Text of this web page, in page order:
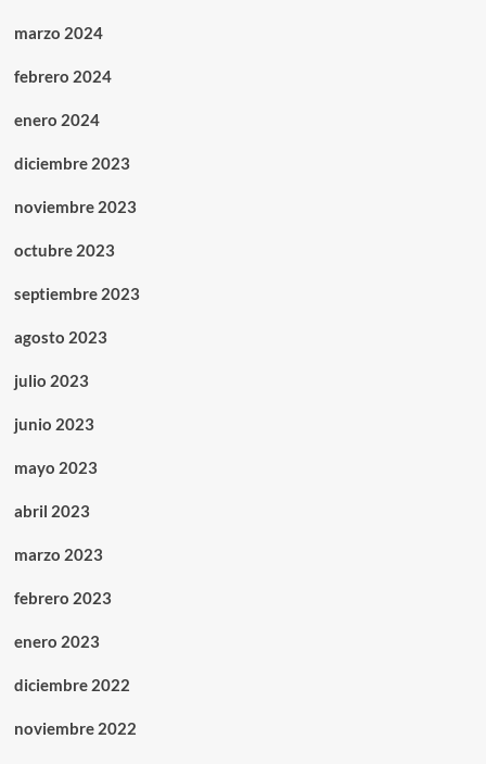
marzo 2024
febrero 2024
enero 2024
diciembre 2023
noviembre 2023
octubre 2023
septiembre 2023
agosto 2023
julio 2023
junio 2023
mayo 2023
abril 2023
marzo 2023
febrero 2023
enero 2023
diciembre 2022
noviembre 2022